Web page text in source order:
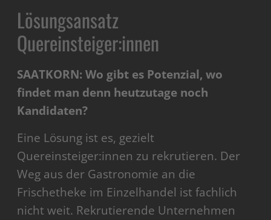
Lösungsansatz
Quereinsteiger:innen
SAATKORN: Wo gibt es Potenzial, wo
findet man denn heutzutage noch
Kandidaten?
Eine Lösung ist es, gezielt
Quereinsteiger:innen zu rekrutieren. Der
Weg aus der Gastronomie an die
Frischetheke im Einzelhandel ist fachlich
nicht weit. Rekrutierende Unternehmen